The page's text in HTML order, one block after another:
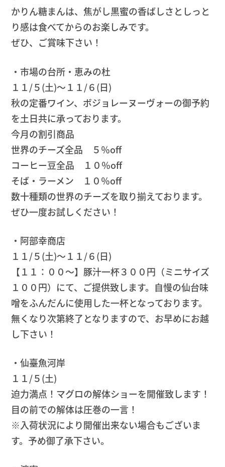
かりん糖まんは、焦がし黒蜜の香ばしさとしっと
り感は食べてからのお楽しみです。
ぜひ、ご賞味下さい！
・市場の台所・恵みの杜
１１/５(土)〜１１/６(日)
秋の定番ワイン、ボジョレーヌーヴォーの御予約
を土日共に承っております。
今月の割引商品
世界のチーズ全品 ５％off
コーヒー豆全品 １０％off
そば・ラーメン １０％off
数十種類の世界のチーズを取り揃えております。
ぜひ一度お試しください！
・阿部幸商店
１１/５(土)〜１１/６(日)
【１１：００〜】豚汁一杯３００円（ミニサイズ
１００円）にて、ご提供致します。自慢の仙台味
噌をふんだんに使用した一杯となっております。
無くなり次第終了となりますので、お早めにお越
し下さい！
・仙臺魚河岸
１１/５(土)
迫力満点！マグロの解体ショーを開催致します！
目の前での解体は圧巻の一言！
※入荷状況により開催出来ない場合もございま
す。予め御了承下さい。